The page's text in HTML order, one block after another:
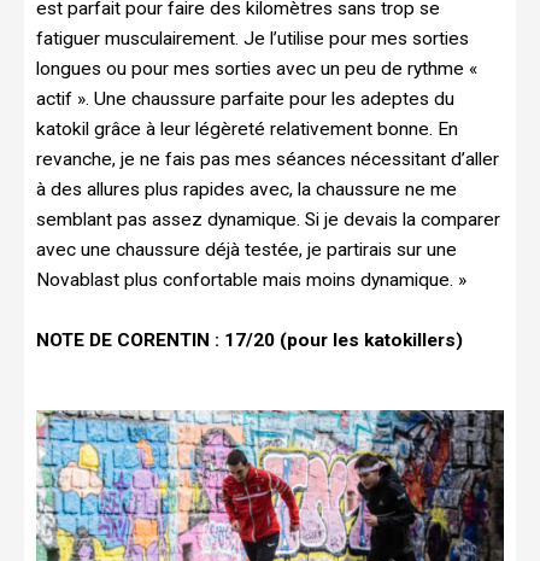
est parfait pour faire des kilomètres sans trop se
fatiguer musculairement. Je l’utilise pour mes sorties
longues ou pour mes sorties avec un peu de rythme «
actif ». Une chaussure parfaite pour les adeptes du
katokil grâce à leur légèreté relativement bonne. En
revanche, je ne fais pas mes séances nécessitant d’aller
à des allures plus rapides avec, la chaussure ne me
semblant pas assez dynamique. Si je devais la comparer
avec une chaussure déjà testée, je partirais sur une
Novablast plus confortable mais moins dynamique. »
NOTE DE CORENTIN : 17/20 (pour les katokillers)